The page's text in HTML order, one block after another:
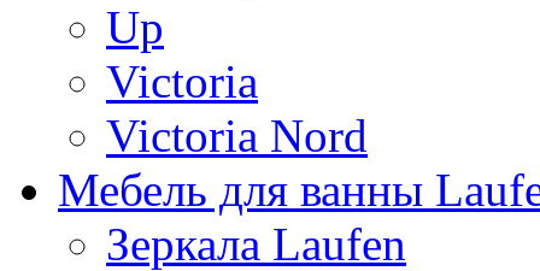
Up
Victoria
Victoria Nord
Мебель для ванны
Зеркала Laufen